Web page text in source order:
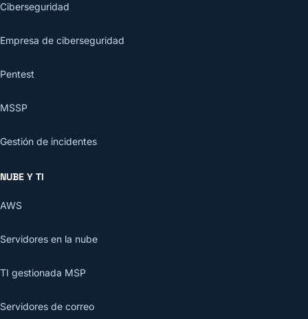
Ciberseguridad
Empresa de ciberseguridad
Pentest
MSSP
Gestión de incidentes
NUBE Y TI
AWS
Servidores en la nube
TI gestionada MSP
Servidores de correo